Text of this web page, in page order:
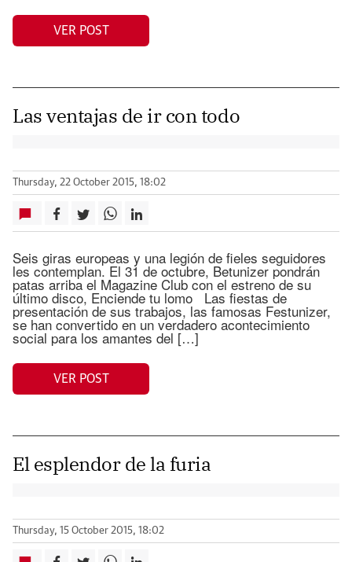
VER POST
Las ventajas de ir con todo
Thursday, 22 October 2015, 18:02
Seis giras europeas y una legión de fieles seguidores
les contemplan. El 31 de octubre, Betunizer pondrán
patas arriba el Magazine Club con el estreno de su
último disco, Enciende tu lomo Las fiestas de
presentación de sus trabajos, las famosas Festunizer,
se han convertido en un verdadero acontecimiento
social para los amantes del […]
VER POST
El esplendor de la furia
Thursday, 15 October 2015, 18:02